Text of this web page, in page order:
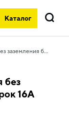
Каталог
Поиск
VALENA DIY Розетка 1-местная без заземления без защитных шторок 16А слоновая кость
без
16А